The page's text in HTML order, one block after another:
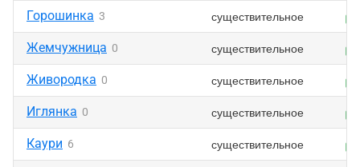
Горошинка 3 существительное
Жемчужница 0 существительное
Живородка 0 существительное
Иглянка 0 существительное
Каури 6 существительное